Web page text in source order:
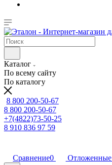
Каталог
По всему сайту
По каталогу
8 800 200-50-67
8 800 200-50-67
+7(4822)73-50-25
8 910 836 97 59
Сравнение0 Отложенные